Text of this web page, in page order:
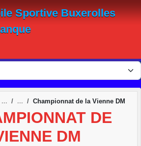
Sportive Buxerolles
Championnat de la Vienne DM
DE
DM
cookies